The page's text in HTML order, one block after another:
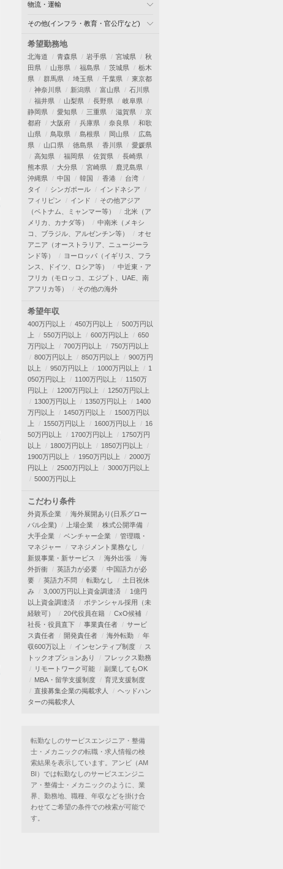
物流・運輸
その他(インフラ・教育・官公庁など)
希望勤務地
北海道 青森県 岩手県 宮城県
秋
田県
山形県 福島県 茨城県
栃木
県
群馬県 埼玉県 千葉県
東京都
神奈川県
新潟県 富山県
石川県
福井県
山梨県 長野県
岐阜県
静岡県
愛知県 三重県 滋賀県
京
都府
大阪府 兵庫県 奈良県
和歌
山県
鳥取県 島根県 岡山県
広島
県
山口県 徳島県 香川県
愛媛県
高知県
福岡県 佐賀県
長崎県
熊本県
大分県 宮崎県
鹿児島県
沖縄県
中国 韓国 香港
台湾
タイ
シンガポール
インドネシア
フィリピン
インド
その他アジア
（ベトナム、ミャンマー等）
北米（ア
メリカ、カナダ等）
中南米（メキシ
コ、ブラジル、アルゼンチン等）
オセ
アニア（オーストラリア、ニュージーラ
ンド等）
ヨーロッパ（イギリス、フラ
ンス、ドイツ、ロシア等）
中近東・ア
フリカ（モロッコ、エジプト、UAE、南
アフリカ等）
その他の海外
希望年収
400万円以上 450万円以上
500万円以
上
550万円以上 600万円以上
650
万円以上
700万円以上
750万円以上
800万円以上
850万円以上
900万円
以上
950万円以上 1000万円以上
1
050万円以上
1100万円以上
1150万
円以上
1200万円以上
1250万円以上
1300万円以上
1350万円以上
1400
万円以上
1450万円以上
1500万円以
上
1550万円以上 1600万円以上
16
50万円以上
1700万円以上
1750万円
以上
1800万円以上
1850万円以上
1900万円以上
1950万円以上
2000万
円以上
2500万円以上
3000万円以上
5000万円以上
こだわり条件
外資系企業
海外展開あり(日系グロー
バル企業)
上場企業
株式公開準備
大手企業
ベンチャー企業
管理職・
マネジャー
マネジメント業務なし
新規事業・新サービス
海外出張
海
外折衝
英語力が必要
中国語力が必
要
英語力不問 転勤なし
土日祝休
み
3,000万円以上資金調達済
1億円
以上資金調達済
ポテンシャル採用（未
経験可）
20代役員在籍
CxO候補
社長・役員直下
事業責任者
サービ
ス責任者
開発責任者 海外転勤
年
収600万以上
インセンティブ制度
ス
トックオプションあり
フレックス勤務
リモートワーク可能
副業してもOK
MBA・留学支援制度
育児支援制度
直接募集企業の掲載求人
ヘッドハン
ターの掲載求人
転勤なしのサービスエンジニア・整備
士・メカニックの転職・求人情報の検
索結果を表示しています。アンビ（AM
BI）では転勤なしのサービスエンジニ
ア・整備士・メカニックのように、業
界、勤務地、職種、年収などを掛け合
わせてご希望の条件での検索が可能で
す。